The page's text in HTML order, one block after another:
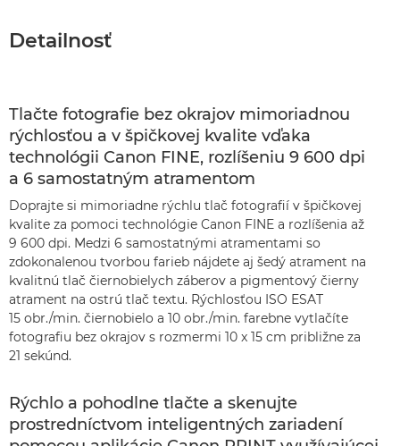
Detailnosť
Tlačte fotografie bez okrajov mimoriadnou
rýchlosťou a v špičkovej kvalite vďaka
technológii Canon FINE, rozlíšeniu 9 600 dpi
a 6 samostatným atramentom
Doprajte si mimoriadne rýchlu tlač fotografií v špičkovej
kvalite za pomoci technológie Canon FINE a rozlíšenia až
9 600 dpi. Medzi 6 samostatnými atramentami so
zdokonalenou tvorbou farieb nájdete aj šedý atrament na
kvalitnú tlač čiernobielych záberov a pigmentový čierny
atrament na ostrú tlač textu. Rýchlosťou ISO ESAT
15 obr./min. čiernobielo a 10 obr./min. farebne vytlačíte
fotografiu bez okrajov s rozmermi 10 x 15 cm približne za
21 sekúnd.
Rýchlo a pohodlne tlačte a skenujte
prostredníctvom inteligentných zariadení